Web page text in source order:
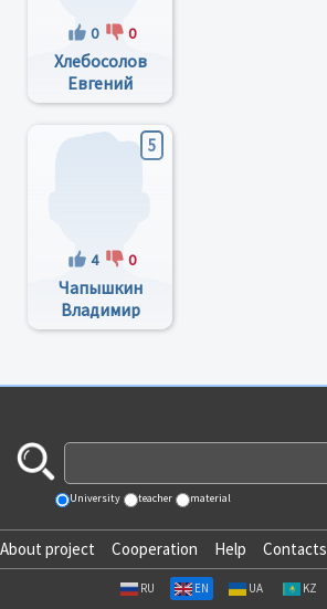
0 0
Хлебосолов
Евгений
Иванович
5
4 0
Чапышкин
Владимир
Алексеевич
University teacher material
About project Cooperation Help Contacts
RU EN UA KZ